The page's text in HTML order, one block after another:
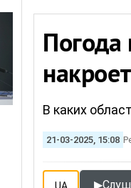
В каких
21-03-2025, 15:08
▶